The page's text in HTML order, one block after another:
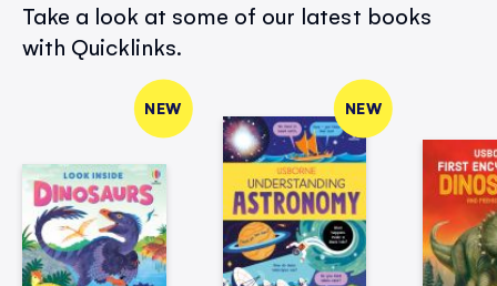
Take a look at some of our latest books
with Quicklinks.
NEW NEW